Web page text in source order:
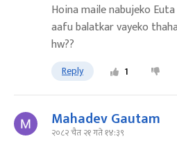
Hoina maile nabujeko
aafu balatkar vayeko
hw??
Reply 1
Mahadev Gautam
२०८२ चैत २१ गते १४:३९